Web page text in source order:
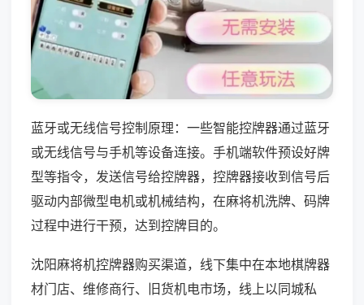
蓝牙或无线信号控制原理：一些智能控牌器通过蓝牙
或无线信号与手机等设备连接。手机端软件预设好牌
型等指令，发送信号给控牌器，控牌器接收到信号后
驱动内部微型电机或机械结构，在麻将机洗牌、码牌
过程中进行干预，达到控牌目的。
沈阳麻将机控牌器购买渠道，线下集中在本地棋牌器
材门店、维修商行、旧货机电市场，线上以同城私